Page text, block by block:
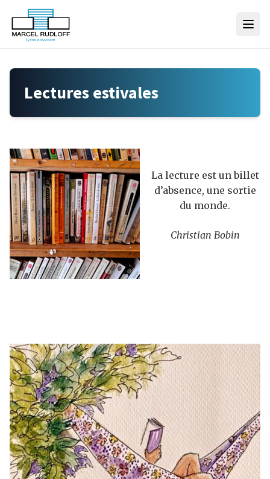
Skip to content
Lectures estivales
La lecture est un billet
d’absence, une sortie
du monde.
Christian Bobin